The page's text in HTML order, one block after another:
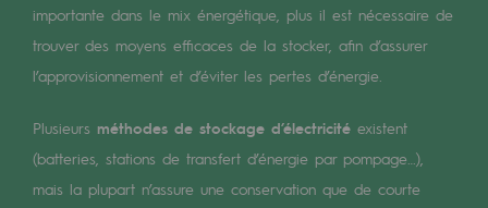
Les énergies d'avenir
Les énergies d'avenir
Gaz renouvelables et procédés durables
Gaz renouvelables et procédés
importante dans le mix énergétique, plus il est nécessaire de
trouver des moyens efficaces de la stocker, afin d’assurer
l’approvisionnement et d’éviter les pertes d’énergie.
Plusieurs méthodes de stockage d’électricité existent
(batteries, stations de transfert d’énergie par pompage…),
mais la plupart n’assure une conservation que de courte